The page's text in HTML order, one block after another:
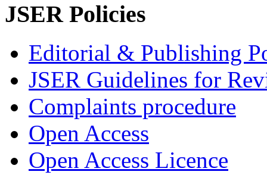
JSER Policies
Editorial & Publishing
JSER Guidelines for
Complaints procedure
Open Access
Open Access Licence